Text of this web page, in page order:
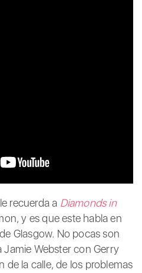
recuerda a Diamonds in
y es que este habla en
Glasgow. No pocas son
Jamie Webster con Gerry
de la calle, de los problemas